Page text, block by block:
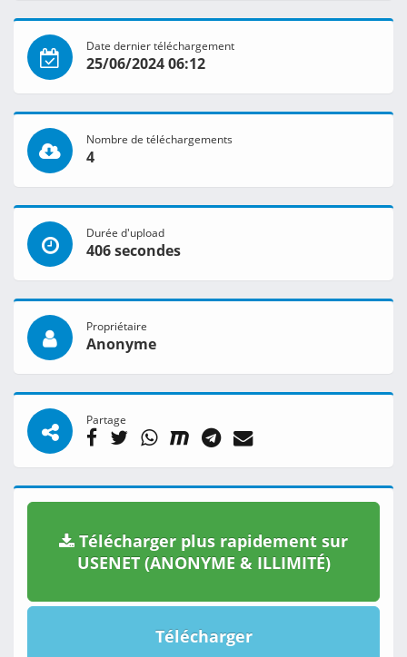
Date dernier téléchargement
25/06/2024 06:12
Nombre de téléchargements
4
Durée d'upload
406 secondes
Propriétaire
Anonyme
Partage
Télécharger plus rapidement sur
USENET (ANONYME & ILLIMITÉ)
Télécharger